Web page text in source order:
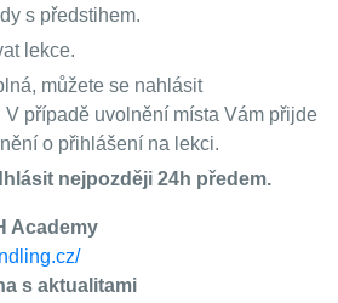
s předstihem.
lekce.
můžete se nahlásit
V případě uvolnění místa Vám přijde
o přihlášení na lekci.
nejpozději 24h předem.
Academy
s aktualitami